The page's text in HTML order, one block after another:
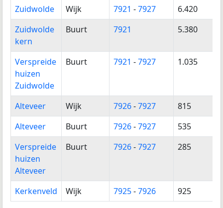
Zuidwolde
Wijk 7921 -7927
6.420
Zuidwolde
kern
Buurt 7921 5.380
Verspreide
huizen
Zuidwolde
Buurt 7921 -7927 1.035
Alteveer Wijk 7926-7927
815
Alteveer
Buurt 7926-7927
535
Verspreide
huizen
Alteveer
Buurt 7926-7927 285
Kerkenveld Wijk 7925-7926 925